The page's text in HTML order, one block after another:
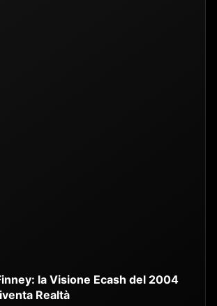
la Visione Ecash del 2004
Realtà